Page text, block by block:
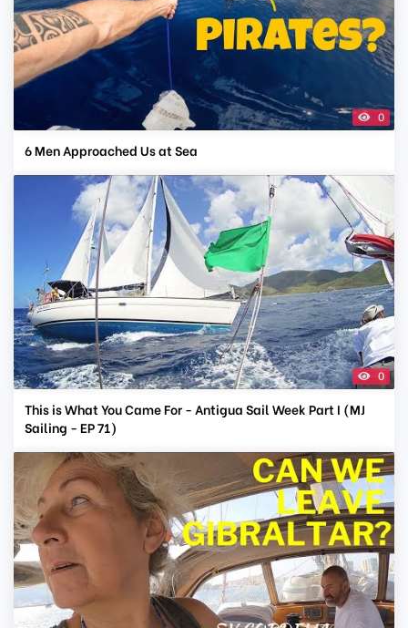
0
6 Men Approached Us at Sea
0
This is What You Came For - Antigua Sail Week Part I (MJ
Sailing - EP 71)